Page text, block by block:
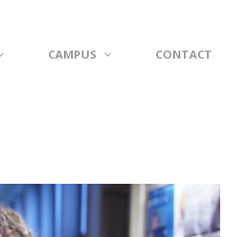
CAMPUS CONTACT